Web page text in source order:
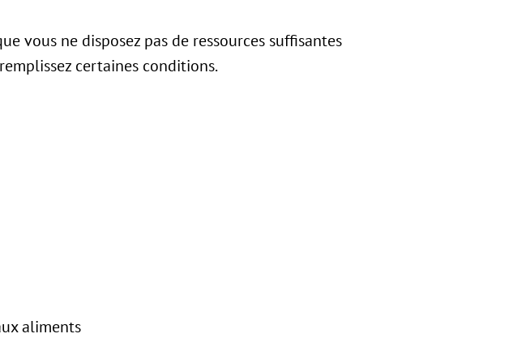
vous ne disposez pas de ressources suffisantes
certaines conditions.
aliments